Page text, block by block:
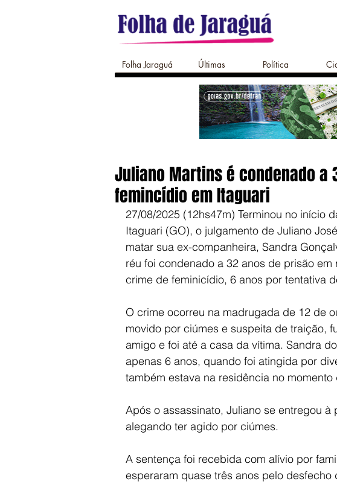
Folha Jaraguá Últimas Política
Juliano Martins é condenado a
femincídio em Itaguari
27/08/2025 (12hs47m) Terminou no início
Itaguari (GO), o julgamento de Juliano
matar sua ex-companheira, Sandra
réu foi condenado a 32 anos de prisão
crime de feminicídio, 6 anos por tentativa
O crime ocorreu na madrugada de 12 de
movido por ciúmes e suspeita de traição,
amigo e foi até a casa da vítima. Sandra
apenas 6 anos, quando foi atingida por
também estava na residência no momento
Após o assassinato, Juliano se entregou à
alegando ter agido por ciúmes.
A sentença foi recebida com alívio por
esperaram quase três anos pelo